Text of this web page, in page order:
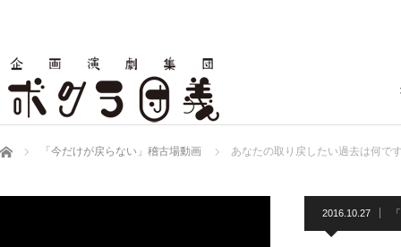
ホーム 「今だけが戻らない」稽古場動画 あなたの取り戻したい過去は何で
2016.10.27